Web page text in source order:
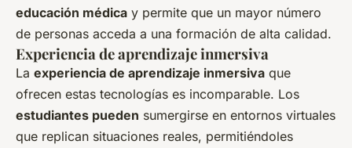
educación médica y permite que un mayor número
de personas acceda a una formación de alta calidad.
Experiencia de aprendizaje inmersiva
La experiencia de aprendizaje inmersiva que
ofrecen estas tecnologías es incomparable. Los
estudiantes pueden sumergirse en entornos virtuales
que replican situaciones reales, permitiéndoles